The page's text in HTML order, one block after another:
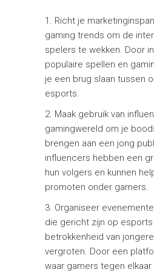
1. Richt je
gaming trends om de
spelers te wekken. Door
populaire spellen en
je een brug slaan tussen
esports.
2. Maak gebruik van
gamingwereld om je
brengen aan een jong
influencers hebben een
hun volgers en kunnen
promoten onder gamers.
3. Organiseer
die gericht zijn op
betrokkenheid van
vergroten. Door een
waar gamers tegen elkaar